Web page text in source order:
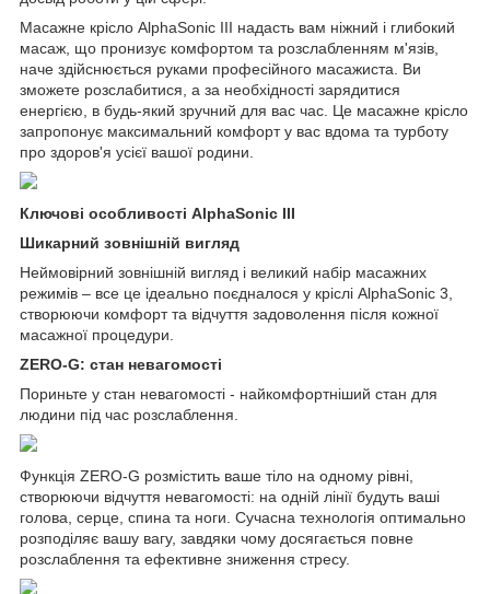
Масажне крісло AlphaSonic III надасть вам ніжний і глибокий
масаж, що пронизує комфортом та розслабленням м'язів,
наче здійснюється руками професійного масажиста. Ви
зможете розслабитися, а за необхідності зарядитися
енергією, в будь-який зручний для вас час. Це масажне крісло
запропонує максимальний комфорт у вас вдома та турботу
про здоров'я усієї вашої родини.
Ключові особливості AlphaSonic III
Шикарний зовнішній вигляд
Неймовірний зовнішній вигляд і великий набір масажних
режимів – все це ідеально поєдналося у кріслі AlphaSonic 3,
створюючи комфорт та відчуття задоволення після кожної
масажної процедури.
ZERO-G: стан невагомості
Пориньте у стан невагомості - найкомфортніший стан для
людини під час розслаблення.
Функція ZERO-G розмістить ваше тіло на одному рівні,
створюючи відчуття невагомості: на одній лінії будуть ваші
голова, серце, спина та ноги. Сучасна технологія оптимально
розподіляє вашу вагу, завдяки чому досягається повне
розслаблення та ефективне зниження стресу.